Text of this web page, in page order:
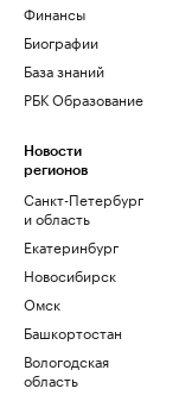
Финансы
Биографии
База знаний
РБК Образование
Новости
регионов
Санкт-Петербург
и область
Екатеринбург
Новосибирск
Омск
Башкортостан
Вологодская
область